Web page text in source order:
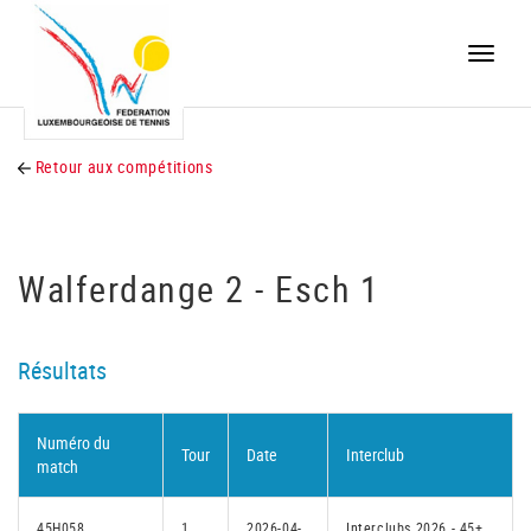
Toggle
Retour aux compétitions
Walferdange 2 - Esch 1
Résultats
Numéro du
match
Tour Date Interclub